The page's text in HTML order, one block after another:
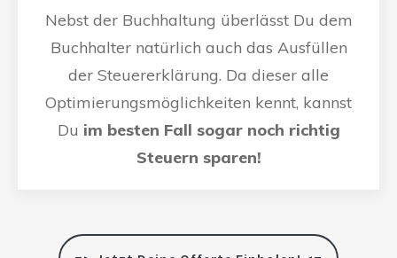
Nebst der Buchhaltung überlässt Du dem
Buchhalter natürlich auch das Ausfüllen
der Steuererklärung. Da dieser alle
Optimierungsmöglichkeiten kennt, kannst
Du im besten Fall sogar noch richtig
Steuern sparen!